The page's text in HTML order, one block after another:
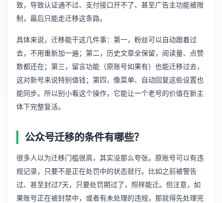
致，导致认证通不过、支付接口开不了、甚至广告主功能被限
制，最后只能走迁移这条路。
具体来说，迁移能干这几件事：第一，粉丝可以自动跟着过
去，不用重新加一遍；第二，历史文章全保留，阅读量、点赞
数都还在；第三，留言功能（原账号如果有）也能迁移过去，
这对新号来说特别值钱；第四，像菜单、自动回复这些设置也
能同步。所以别小看这个操作，它能让一个老号的价值在新主
体下完整复活。
公众号迁移的条件有哪些？
很多人以为迁移门槛很高，其实没那么夸张。原账号可以有违
规记录，只要不是正在处罚中的状态就行。比如之前被警告
过、甚至封过7天，只要处罚期过了，照样能迁。但注意，如
果账号正在被封禁中，或者有未处理的违规，那就得先处理完